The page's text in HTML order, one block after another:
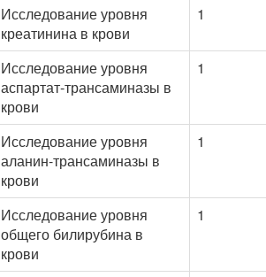
Исследование уровня
креатинина в крови
1
Исследование уровня
аспартат-трансаминазы в
крови
1
Исследование уровня
аланин-трансаминазы в
крови
1
Исследование уровня
общего билирубина в
крови
1